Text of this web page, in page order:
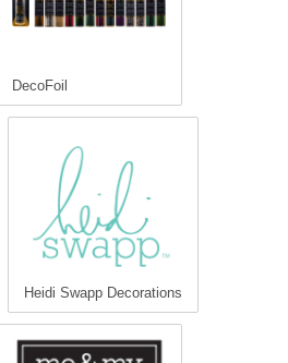
DecoFoil
Heidi Swapp Decorations